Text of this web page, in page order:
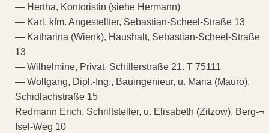
— Hertha, Kontoristin (siehe Hermann)
— Karl, kfm. Angestellter, Sebastian-Scheel-Straße 13
— Katharina (Wienk), Haushalt, Sebastian-Scheel-Straße
13
— Wilhelmine, Privat, Schillerstraße 21. T 75111
— Wolfgang, Dipl.-Ing., Bauingenieur, u. Maria (Mauro),
Schidlachstraße 15
Redmann Erich, Schriftsteller, u. Elisabeth (Zitzow), Berg-¬
Isel-Weg 10